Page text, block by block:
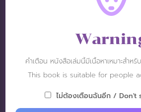
คำเตือน หนังสือเล่มนี้มีเนื้อหาเหมาะสำห
This book is suitable for people
ไม่ต้องเตือนฉันอีก / Don't